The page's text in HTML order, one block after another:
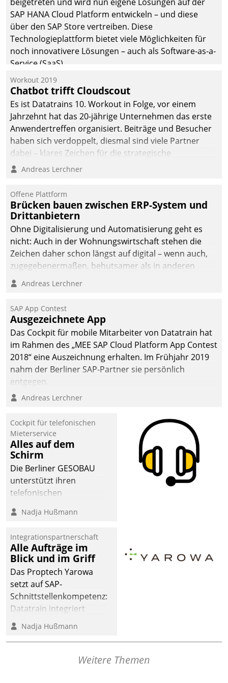
die Bereitschaft, sich zu überprüfen, zu hinterfragen
und zu verändern.
SAP HANA Cloud Platform entwickeln – und diese
über den SAP Store vertreiben. Diese
Technologieplattform bietet viele Möglichkeiten für
noch innovativere Lösungen – auch als Software-as-a-
Service (SaaS).
Workout 2019
Chatbot trifft Cloudscout
Es ist Datatrains 10. Workout in Folge, vor einem
Jahrzehnt hat das 20-jährige Unternehmen das erste
Anwendertreffen organisiert. Beiträge und Besucher
haben sich verdoppelt, diesmal sind viele Partner
dabei – klares Zeichen für die strategische
Fokussierung auf den Kunden.
Andreas Lerchner
Offene Plattform
Brücken bauen zwischen ERP-System und
Drittanbietern
Ohne Digitalisierung und Automatisierung geht es
nicht: Auch in der Wohnungswirtschaft stehen die
Zeichen daher schon längst auf digital – wenn auch,
zugegebenermaßen, behutsamer als in anderen
Branchen.
Andreas Lerchner
SAP App Contest
Ausgezeichnete App
Das Cockpit für mobile Mitarbeiter von Datatrain hat
im Rahmen des „MEE SAP Cloud Platform App Contest
2018“ eine Auszeichnung erhalten. Im Frühjahr 2019
nahm der Berliner SAP-Partner sie persönlich
entgegen.
Andreas Lerchner
Cockpit für telefonischen
Mieterservice
Alles auf dem
Schirm
Die Berliner GESOBAU
unterstützt ihren
telefonischen
digitalen Cockpit, das
passende Fragen und
Schlagworte auswirft.
Eine intuitive
Dialogführung ermöglicht
dem externen
Serviceteam, Anrufe von
Mietenden zügiger und
effizienter zu bearbeiten.
Nadja Hußmann
Integrationspartnerschaft
Alle Aufträge im
Blick und im Griff
Das Proptech Yarowa
setzt auf SAP-
Schnittstellenkompetenz:
Datatrain integriert
Yarowas Portal zur
Vergabe und Verwaltung
von Aufträgen der
Nadja Hußmann
Weitere Themen